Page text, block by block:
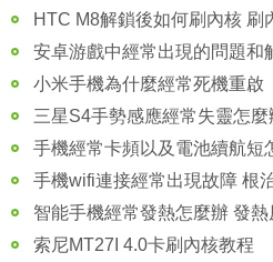
HTC M8解鎖後如何刷內核 刷
安卓游戲中經常出現的問題和
小米手機為什麼經常死機重啟
三星S4手勢感應經常失靈怎麼
手機經常卡頻以及電池續航短
手機wifi連接經常出現故障 根
智能手機經常發熱怎麼辦 發
索尼MT27I 4.0卡刷內核教程